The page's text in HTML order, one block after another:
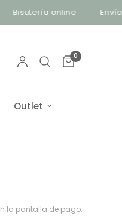
online Envíos a
0
Outlet
la pantalla de pago.